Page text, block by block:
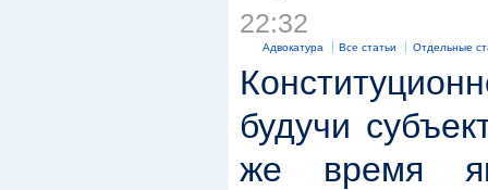
22:32
Адвокатура Все статьи Отдельные
будучи
же время